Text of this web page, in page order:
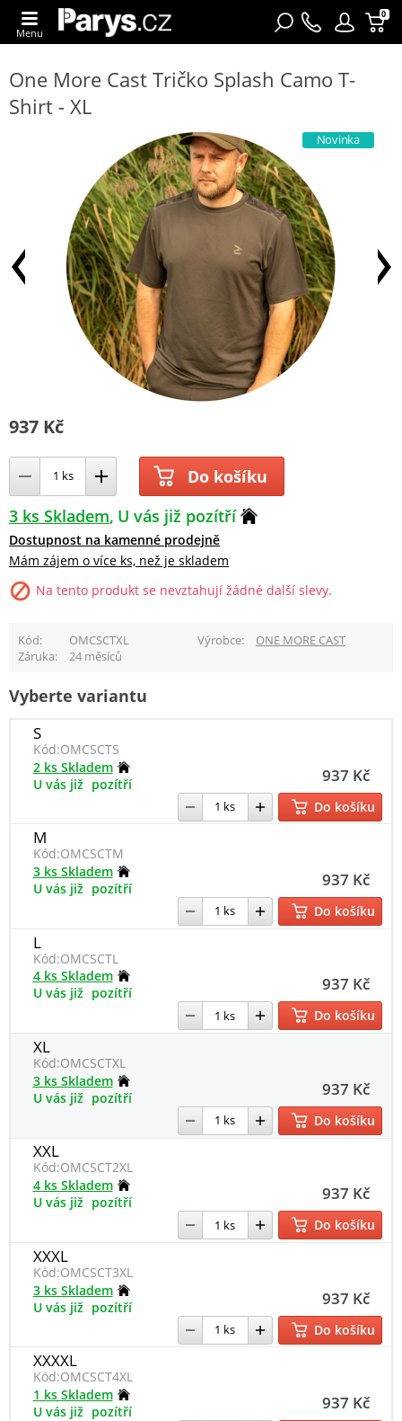
0
Menu
One More Cast Tričko Splash Camo T-
Shirt - XL
Novinka
937 Kč
Do košíku
3 ks Skladem U vás již pozítří
Dostupnost na kamenné prodejně
Mám zájem o více ks, než je skladem
Na tento produkt se nevztahují žádné další slevy.
Kód OMCSCTXL Výrobce
ONE MORE CAST
Záruka
24 měsíců
Vyberte variantu
S
Kód:OMCSCTS
937 Kč
2 ks Skladem
U vás již pozítří
Do košíku
M
Kód:OMCSCTM
937 Kč
3 ks Skladem
U vás již pozítří
Do košíku
L
Kód:OMCSCTL
937 Kč
4 ks Skladem
U vás již pozítří
Do košíku
XL
Kód:OMCSCTXL
937 Kč
3 ks Skladem
U vás již pozítří
Do košíku
XXL
Kód:OMCSCT2XL
937 Kč
4 ks Skladem
U vás již pozítří
Do košíku
XXXL
Kód:OMCSCT3XL
937 Kč
3 ks Skladem
U vás již pozítří
Do košíku
XXXXL
Kód:OMCSCT4XL
937 Kč
1 ks Skladem
U vás již pozítří